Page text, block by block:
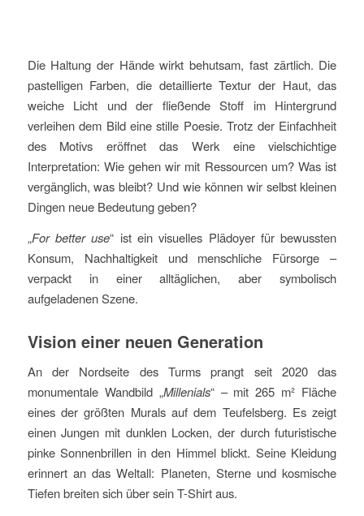
Die Haltung der Hände wirkt behutsam, fast zärtlich. Die
pastelligen Farben, die detaillierte Textur der Haut, das
weiche Licht und der fließende Stoff im Hintergrund
verleihen dem Bild eine stille Poesie. Trotz der Einfachheit
des Motivs eröffnet das Werk eine vielschichtige
Interpretation: Wie gehen wir mit Ressourcen um? Was ist
vergänglich, was bleibt? Und wie können wir selbst kleinen
Dingen neue Bedeutung geben?
„For better use“ ist ein visuelles Plädoyer für bewussten
Konsum, Nachhaltigkeit und menschliche Fürsorge –
verpackt in einer alltäglichen, aber symbolisch
aufgeladenen Szene.
Vision einer neuen Generation
An der Nordseite des Turms prangt seit 2020 das
monumentale Wandbild „Millenials“ – mit 265 m² Fläche
eines der größten Murals auf dem Teufelsberg. Es zeigt
einen Jungen mit dunklen Locken, der durch futuristische
pinke Sonnenbrillen in den Himmel blickt. Seine Kleidung
erinnert an das Weltall: Planeten, Sterne und kosmische
Tiefen breiten sich über sein T-Shirt aus.